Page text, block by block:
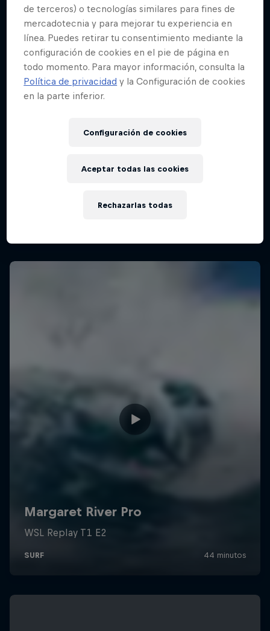
de terceros) o tecnologías similares para fines de
mercadotecnia y para mejorar tu experiencia en
línea. Puedes retirar tu consentimiento mediante la
configuración de cookies en el pie de página en
todo momento. Para mayor información, consulta la
Política de privacidad y la Configuración de cookies
en la parte inferior.
Configuración de cookies
Rechazarlas todas
Aceptar todas las cookies